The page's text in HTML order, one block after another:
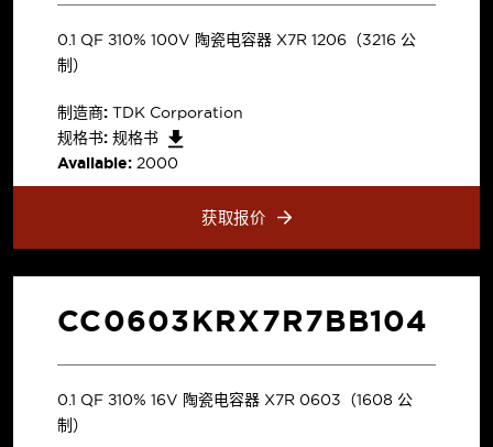
0.1 µF ±10% 100V 陶瓷电容器 X7R 1206（3216 公
制）
制造商: TDK Corporation
规格书: 规格书
Available: 2000
获取报价
CC0603KRX7R7BB104
0.1 µF ±10% 16V 陶瓷电容器 X7R 0603（1608 公
制）